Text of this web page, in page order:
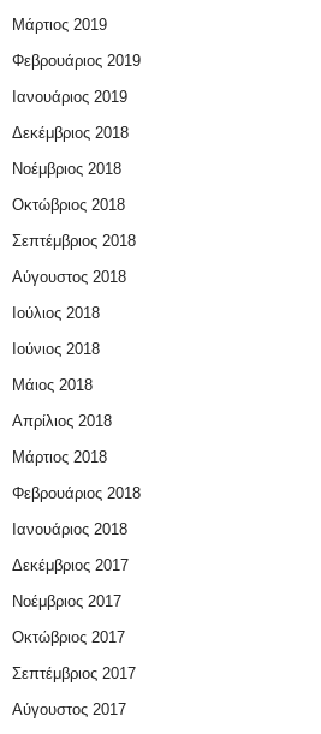
Μάρτιος 2019
Φεβρουάριος 2019
Ιανουάριος 2019
Δεκέμβριος 2018
Νοέμβριος 2018
Οκτώβριος 2018
Σεπτέμβριος 2018
Αύγουστος 2018
Ιούλιος 2018
Ιούνιος 2018
Μάιος 2018
Απρίλιος 2018
Μάρτιος 2018
Φεβρουάριος 2018
Ιανουάριος 2018
Δεκέμβριος 2017
Νοέμβριος 2017
Οκτώβριος 2017
Σεπτέμβριος 2017
Αύγουστος 2017